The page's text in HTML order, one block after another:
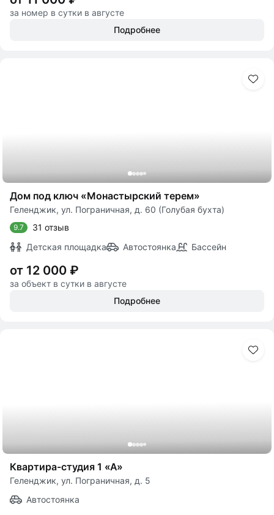
за номер в сутки в августе
Подробнее
Дом под ключ «Монастырский терем»
Геленджик, ул. Пограничная, д. 60 (Голубая бухта)
9.7
31 отзыв
Детская площадка
Автостоянка Бассейн
от 12 000 ₽
за объект в сутки в августе
Подробнее
Квартира-студия 1 «А»
Геленджик, ул. Пограничная, д. 5
Автостоянка